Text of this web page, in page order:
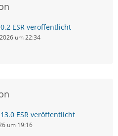
ESR veröffentlicht
um 22:34
ESR veröffentlicht
um 19:16